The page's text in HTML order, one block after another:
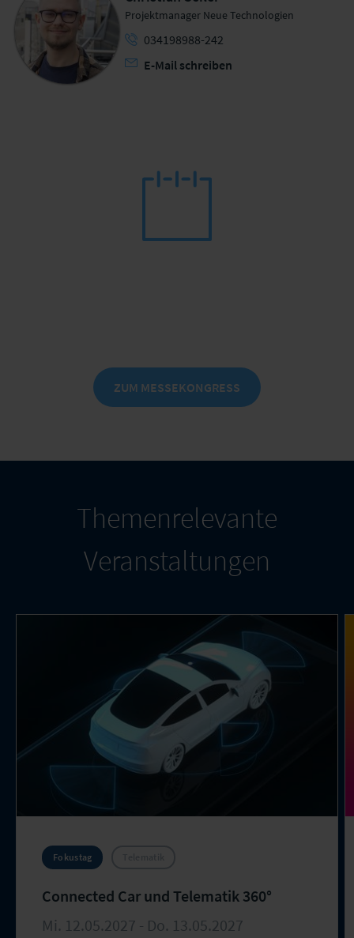
Projektmanager Neue Technologien
034198988-242
E-Mail schreiben
ZUM MESSEKONGRESS
Themenrelevante
Veranstaltungen
Fokustag
Connected Car und Telematik 360°
Mi. 12.05.2027 - Do. 13.05.2027